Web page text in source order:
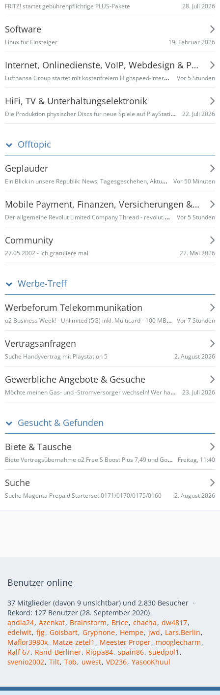
FRITZ! startet gebührenpflichtige PLUS-Pakete 28. Juli 2026
Software
Linux für Einsteiger 19. Februar 2026
Internet, Onlinedienste, VoIP, Webdesign & Programmieren
Lufthansa Group startet mit kostenfreiem Highspeed-Internet von Starlink Vor 5 Stunden
HiFi, TV & Unterhaltungselektronik
Die Produktion physischer Discs für neue Spiele auf PlayStation-Konsolen endet im Januar 2028 22. Juli 2026
Offtopic
Geplauder
Ein Blick in unsere Republik: News, Tagesgeschehen, Aktuelles im Inland … Vor 50 Minuten
Mobile Payment, Finanzen, Versicherungen & Co
Der allgemeine Revolut Limited Company Thread - revolut.com Vor 5 Stunden
Community
27.05.2002 - Ich gratuliere mal 27. Mai 2026
Werbe-Treff
Werbeforum Telekommunikation
o2 Business Week! - Unlimited (5G) inkl. Multicard - 100 MBit/s (ab 10,49 €/M*) - 500 MBit/s (ab 13,49 €/M*) - 300MB (0,99 €/M*) - 5GB (2,99 €/M*) - 15GB (4,99 €/M*) - 120GB (7,99 €/M*) - DATA Unlimited 25 MBit/s (6,99 €/M*) - 300 MBit/s (9,99 €/M*) Vor 7 Stunden
Vertragsanfragen
Suche Handyvertrag mit Playstation 5 2. August 2026
Gewerbliche Angebote & Gesuche
Möchte meinen Gas- und -Stromversorger wechseln! Wer hat gute Angebote und Provision 23. Juli 2026
Gesucht & Gefunden
Biete & Tausche
Biete Vertragsübernahme o2 Free S Boost Plus 7,49 und Go Mobile S mit erhöhtem Datenvolumen Freitag, 11:40
Suche
Suche Magenta Prepaid Starterset 0171/0170/0175/0160 2. August 2026
Benutzer online
37 Mitglieder (davon 9 unsichtbar) und 2.830 Besucher
Rekord: 127 Benutzer (28. September 2020)
andia24 Azenkat Brainstorm Brice chacha dw4817
edelwit fjg Goisbart Gryphone Hempe jwd
Lars.Berlin
Maflor3980x Matze-zetel1 Meester Proper mooglecharm
Ralf 67 Rand-Berliner Rippa84 spain86 suedpol1
svenio2002 Tilt Tob uwest VD236 YasooKhuul